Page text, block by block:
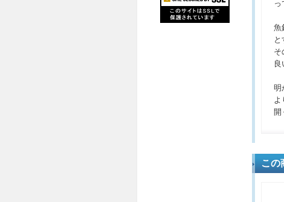
っ
魚
と
そ
良
明
よ
開
この